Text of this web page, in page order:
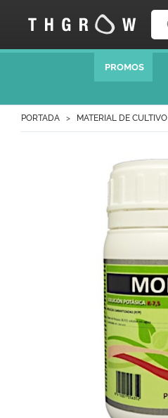
PROMOS
PORTADA MATERIAL DE CULTIVO